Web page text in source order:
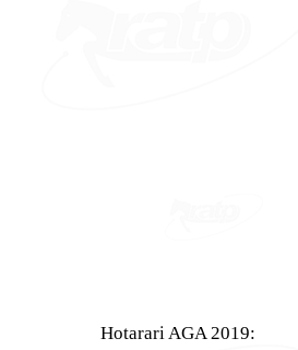
Hotarari AGA 2019: